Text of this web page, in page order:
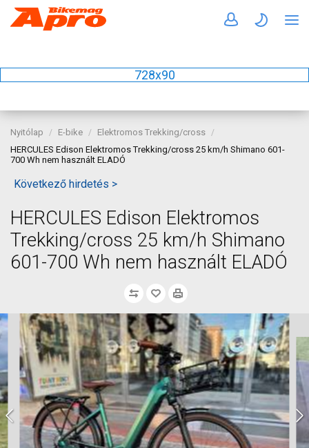
728x90
Nyitólap E-bike
Elektromos Trekking/cross
HERCULES Edison Elektromos Trekking/cross 25 km/h Shimano 601-
700 Wh nem használt ELADÓ
Következő hirdetés >
HERCULES Edison Elektromos
Trekking/cross 25 km/h Shimano
601-700 Wh nem használt ELADÓ